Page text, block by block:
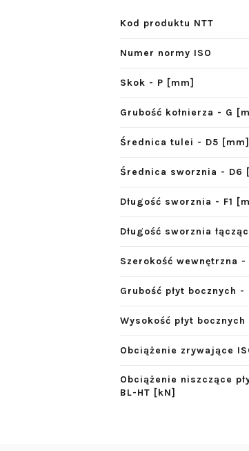
Kod produktu NTT
Numer normy ISO
Skok - P [mm]
Grubość kołnierza - G
Średnica tulei - D5 [mm]
Średnica sworznia - D6
Długość sworznia - F1
Długość sworznia
Szerokość wewnętrzna -
Grubość płyt bocznych -
Wysokość płyt
Obciążenie zrywające
Obciążenie niszczące
BL-HT [kN]